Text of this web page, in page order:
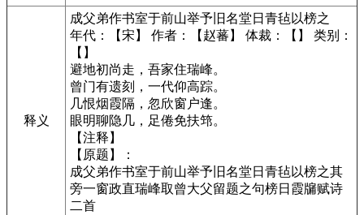
释义
成父弟作书室于前山举予旧名堂日青毡以榜之
年代：【宋】 作者：【赵蕃】 体裁：【】 类别：
【】
避地初尚走，吾家住瑞峰。
曾门有遗刻，一代仰高踪。
几恨烟霞隔，忽欣窗户逢。
眼明聊隐几，足倦免扶筇。
【注释】
【原题】：
成父弟作书室于前山举予旧名堂日青毡以榜之其
旁一窗政直瑞峰取曾大父留题之句榜日霞牖赋诗
二首